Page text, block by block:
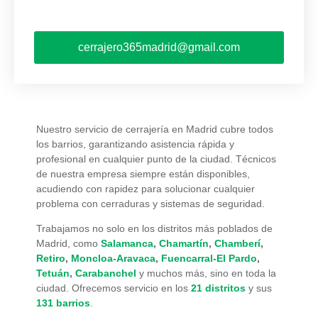
cerrajero365madrid@gmail.com
Nuestro servicio de cerrajería en Madrid cubre todos
los barrios, garantizando asistencia rápida y
profesional en cualquier punto de la ciudad. Técnicos
de nuestra empresa siempre están disponibles,
acudiendo con rapidez para solucionar cualquier
problema con cerraduras y sistemas de seguridad.
Trabajamos no solo en los distritos más poblados de
Madrid, como Salamanca, Chamartín, Chamberí,
Retiro, Moncloa-Aravaca, Fuencarral-El Pardo,
Tetuán, Carabanchel y muchos más, sino en toda la
ciudad. Ofrecemos servicio en los 21 distritosy sus
131 barrios.